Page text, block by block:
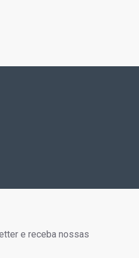
e receba nossas